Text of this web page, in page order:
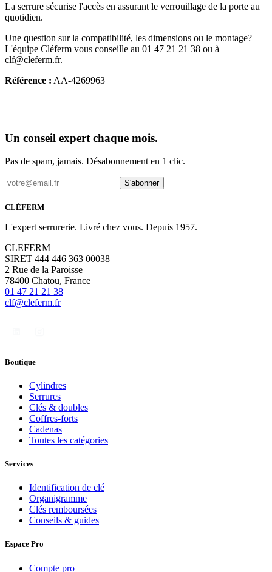
La serrure sécurise l'accès en assurant le verrouillage de la porte au
quotidien.
Une question sur la compatibilité, les dimensions ou le montage?
L'équipe Cléferm vous conseille au 01 47 21 21 38 ou à
clf@cleferm.fr.
Référence : AA-4269963
Un conseil expert chaque mois.
Pas de spam, jamais. Désabonnement en 1 clic.
S'abonner
CLÉFERM
L'expert serrurerie. Livré chez vous. Depuis 1957.
CLEFERM
SIRET 444 446 363 00038
2 Rue de la Paroisse
78400 Chatou, France
01 47 21 21 38
clf@cleferm.fr
Boutique
Cylindres
Serrures
Clés & doubles
Coffres-forts
Cadenas
Toutes les catégories
Services
Identification de clé
Organigramme
Clés remboursées
Conseils & guides
Espace Pro
Compte pro